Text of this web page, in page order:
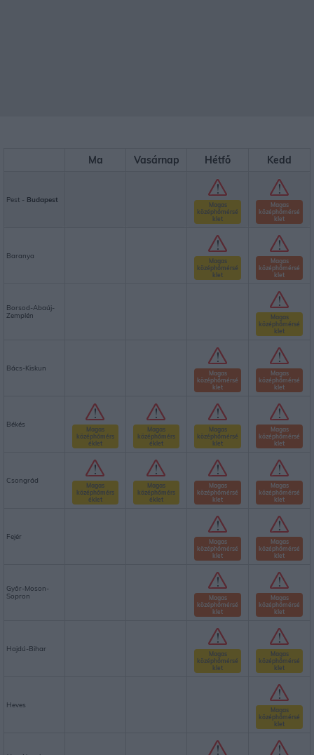
Ma Vasárnap Hétfő Kedd
Pest - Budapest
Magas
középhőmérsé
klet
Magas
középhőmérsé
klet
Baranya
Magas
középhőmérsé
klet
Magas
középhőmérsé
klet
Borsod-Abaúj-
Zemplén
Magas
középhőmérsé
klet
Bács-Kiskun
Magas
középhőmérsé
klet
Magas
középhőmérsé
klet
Békés
Magas
középhőmérs
éklet
Magas
középhőmérs
éklet
Magas
középhőmérsé
klet
Magas
középhőmérsé
klet
Csongrád
Magas
középhőmérs
éklet
Magas
középhőmérs
éklet
Magas
középhőmérsé
klet
Magas
középhőmérsé
klet
Fejér
Magas
középhőmérsé
klet
Magas
középhőmérsé
klet
Győr-Moson-
Sopron
Magas
középhőmérsé
klet
Magas
középhőmérsé
klet
Hajdú-Bihar
Magas
középhőmérsé
klet
Magas
középhőmérsé
klet
Heves
Magas
középhőmérsé
klet